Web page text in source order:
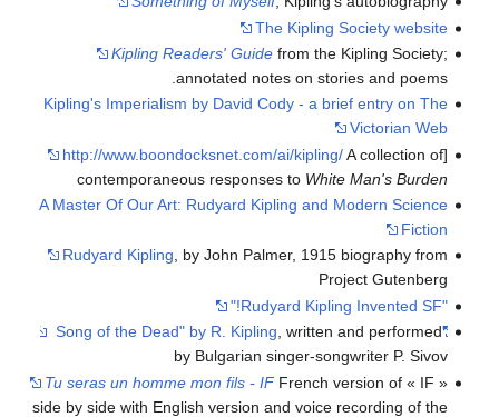
The Kipling Society website
Kipling Readers' Guidefrom the Kipling Society;
annotated notes on stories and poems.
Kipling's Imperialism by David Cody - a brief entry on The
Victorian Web
[
http://www.boondocksnet.com/ai/kipling/A collection of
contemporaneous responses to White Man's Burden
A Master Of Our Art: Rudyard Kipling and Modern Science
Fiction
Rudyard Kipling, by John Palmer, 1915 biography from
Project Gutenberg
"Rudyard Kipling Invented SF!"
"Song of the Dead" by R. Kipling
, written and performed
by Bulgarian singer-songwriter P. Sivov
Tu seras un homme mon fils - IFFrench version of « IF »
side by side with English version and voice recording of the